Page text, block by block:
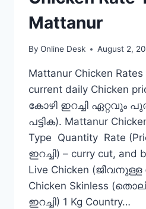
Mattanur
By Online Desk August 2,
Mattanur Chicken
current daily Chicken
കോഴി ഇറച്ചി ഏറ്റവും
പട്ടിക). Mattanur
Type Quantity Rate
ഇറച്ചി) – curry cut, and
Live Chicken (ജീവനുള്ള
Chicken Skinless
ഇറച്ചി) 1 Kg Country…